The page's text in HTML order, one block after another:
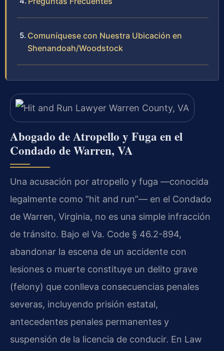
Comuníquese con Nuestra Ubicación en
Shenandoah/Woodstock
Abogado de Atropello y Fuga en el
Condado de Warren, VA
Una acusación por atropello y fuga —conocida
legalmente como “hit and run”— en el Condado
de Warren, Virginia, no es una simple infracción
de tránsito. Bajo el Va. Code § 46.2-894,
abandonar la escena de un accidente con
lesiones o muerte constituye un delito grave
(felony) que conlleva consecuencias penales
severas, incluyendo prisión estatal,
antecedentes penales permanentes y
suspensión de la licencia de conducir. En Law